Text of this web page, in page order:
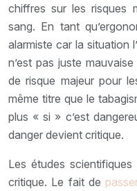
chiffres sur les risques
sang. En tant
alarmiste car la situation
n’est pas juste
de risque majeur pour
même titre que le
plus « si » c’est
danger devient critique.
Les études
critique. Le fait de